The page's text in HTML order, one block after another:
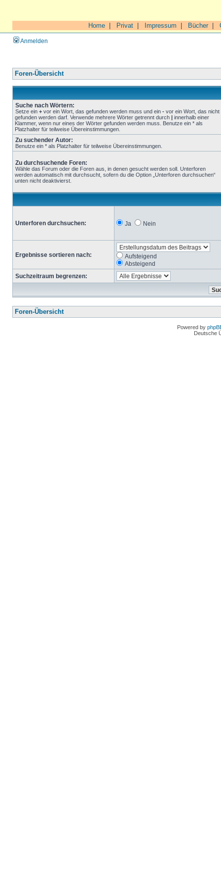
Home Privat Impressum Bücher|
Anmelden
Foren-Übersicht
Suche nach Wörtern:
Setze ein + vor ein Wort, das gefunden werden muss und ein - vor ein Wort, das nicht
gefunden werden darf. Verwende mehrere Wörter getrennt durch | innerhalb einer
Klammer, wenn nur eines der Wörter gefunden werden muss. Benutze ein * als
Platzhalter für teilweise Übereinstimmungen.
Zu suchender Autor:
Benutze ein * als Platzhalter für teilweise Übereinstimmungen.
Zu durchsuchende Foren:
Wähle das Forum oder die Foren aus, in denen gesucht werden soll. Unterforen
werden automatisch mit durchsucht, sofern du die Option „Unterforen durchsuchen“
unten nicht deaktivierst.
Unterforen durchsuchen: Ja Nein
Ergebnisse sortieren nach:
Aufsteigend
Absteigend
Suchzeitraum begrenzen:
Foren-Übersicht
Powered by
Deutsche